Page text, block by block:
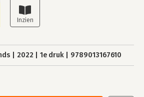
2022 1e druk 9789013167610